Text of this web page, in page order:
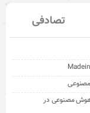
تصادفی
هوش مصنوعی در